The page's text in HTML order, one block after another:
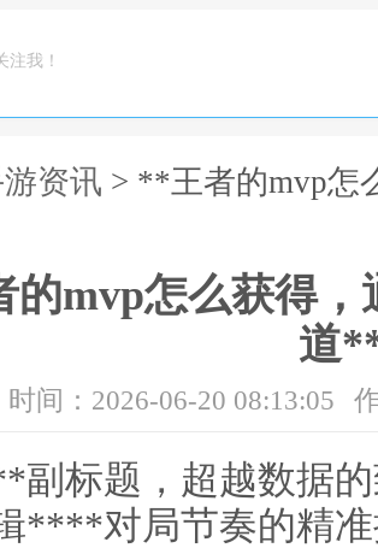
注我！
资讯 > **王者的mvp怎
的mvp怎么获得，
道
时间：2026-06-20 08:13:05
副标题，超越数据
****对局节奏的精